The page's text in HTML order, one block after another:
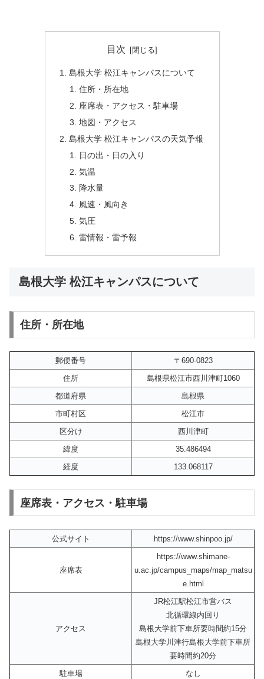
目次
島根大学 松江キャンパスについて
住所・所在地
座席表・アクセス・駐車場
地図・アクセス
島根大学 松江キャンパスの天気予報
日の出・日の入り
気温
降水量
風速・風向き
気圧
雷情報・雷予報
島根大学 松江キャンパスについて
住所・所在地
郵便番号
〒690-0823
住所
島根県松江市西川津町1060
都道府県
島根県
市町村区
松江市
区分け
西川津町
緯度
35.486494
経度
133.068117
座席表・アクセス・駐車場
公式サイト https://www.shinpoo.jp/
座席表
https://www.shimane-
u.ac.jp/campus_maps/map_matsu
e.html
アクセス
JR松江駅松江市営バス
北循環線内回り
島根大学前下車所要時間約15分
島根大学川津行島根大学前下車所
要時間約20分
駐車場
なし